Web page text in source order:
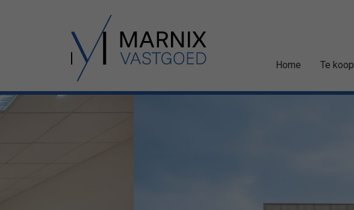
Home Te koop